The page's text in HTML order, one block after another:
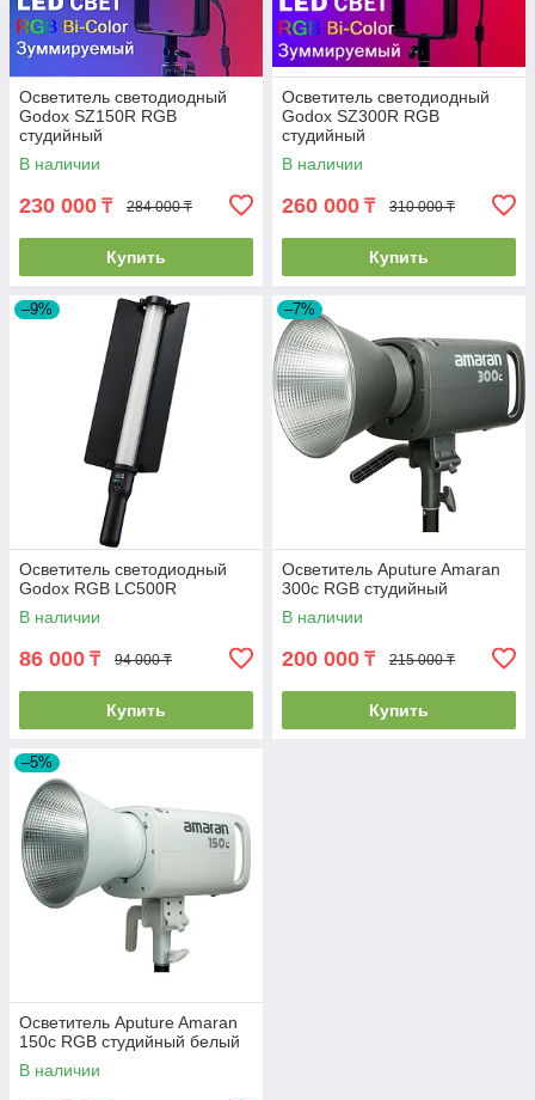
Осветитель светодиодный
Godox SZ150R RGB
студийный
В наличии
230 000 ₸ 284 000 ₸
Купить
Осветитель светодиодный
Godox SZ300R RGB
студийный
В наличии
260 000 ₸ 310 000 ₸
Купить
–9%
Осветитель светодиодный
Godox RGB LC500R
В наличии
86 000 ₸ 94 000 ₸
Купить
–7%
Осветитель Aputure Amaran
300c RGB студийный
В наличии
200 000 ₸ 215 000 ₸
Купить
–5%
Осветитель Aputure Amaran
150c RGB студийный белый
В наличии